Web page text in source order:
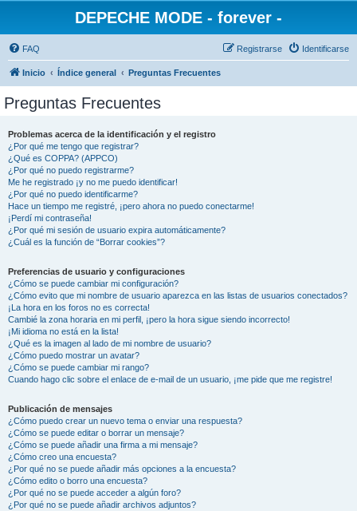
DEPECHE MODE - forever -
FAQ Identificarse
Registrarse
Inicio Índice general Preguntas Frecuentes
Preguntas Frecuentes
Problemas acerca de la identificación y el registro
¿Por qué me tengo que registrar?
¿Qué es COPPA? (APPCO)
¿Por qué no puedo registrarme?
Me he registrado ¡y no me puedo identificar!
¿Por qué no puedo identificarme?
Hace un tiempo me registré, ¡pero ahora no puedo conectarme!
¡Perdí mi contraseña!
¿Por qué mi sesión de usuario expira automáticamente?
¿Cuál es la función de “Borrar cookies”?
Preferencias de usuario y configuraciones
¿Cómo se puede cambiar mi configuración?
¿Cómo evito que mi nombre de usuario aparezca en las listas de usuarios conectados?
¡La hora en los foros no es correcta!
Cambié la zona horaria en mi perfil, ¡pero la hora sigue siendo incorrecto!
¡Mi idioma no está en la lista!
¿Qué es la imagen al lado de mi nombre de usuario?
¿Cómo puedo mostrar un avatar?
¿Cómo se puede cambiar mi rango?
Cuando hago clic sobre el enlace de e-mail de un usuario, ¡me pide que me registre!
Publicación de mensajes
¿Cómo puedo crear un nuevo tema o enviar una respuesta?
¿Cómo se puede editar o borrar un mensaje?
¿Cómo se puede añadir una firma a mi mensaje?
¿Cómo creo una encuesta?
¿Por qué no se puede añadir más opciones a la encuesta?
¿Cómo edito o borro una encuesta?
¿Por qué no se puede acceder a algún foro?
¿Por qué no se puede añadir archivos adjuntos?